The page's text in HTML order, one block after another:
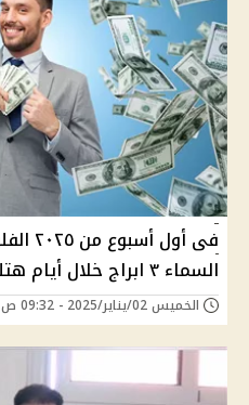
فى
السماء ٣ ابراج خلال أيام هتلعب بالفلوس لعب
الخميس 02/يناير/2025 - 09:32 ص